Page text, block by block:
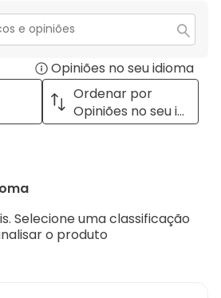
estrelas.
2
estrelas.
com
1
Opiniões no seu idioma
a
with
Ordenar por
Opiniões no seu idioma
Selecione uma classificação
o produto